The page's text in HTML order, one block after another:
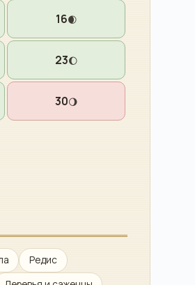
16🌒
23🌔
30🌖
Редис